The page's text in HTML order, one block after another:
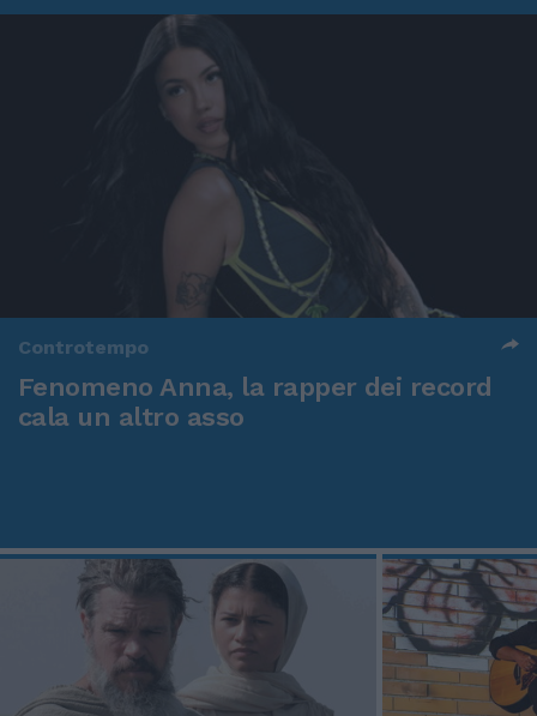
Controtempo
Fenomeno Anna, la rapper dei record
cala un altro asso